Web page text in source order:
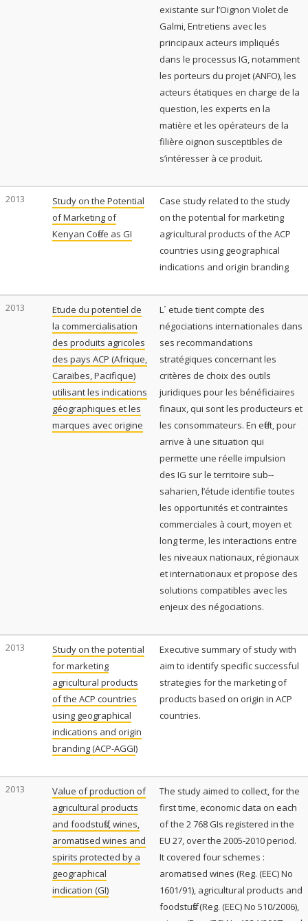
existante sur l’Oignon Violet de
Galmi, Entretiens avec les
principaux acteurs impliqués
dans le processus IG, notamment
les porteurs du projet (ANFO), les
acteurs étatiques en charge de la
question, les experts en la
matière et les opérateurs de la
filière oignon susceptibles de
s’intéresser à ce produit.
2013
Study on the Potential
of Marketing of
Kenyan Coffee as GI
Case study related to the study
on the potential for marketing
agricultural products of the ACP
countries using geographical
indications and origin branding
2013
Etude du potentiel de
la commercialisation
des produits agricoles
des pays ACP (Afrique,
Caraïbes, Pacifique)
utilisant les indications
géographiques et les
marques avec origine
L´ etude tient compte des
négociations internationales dans
ses recommandations
stratégiques concernant les
critères de choix des outils
juridiques pour les bénéficiaires
finaux, qui sont les producteurs et
les consommateurs. En effet, pour
arrive à une situation qui
permette une réelle impulsion
des IG sur le territoire sub-­‐
saharien, l’étude identifie toutes
les opportunités et contraintes
commerciales à court, moyen et
long terme, les interactions entre
les niveaux nationaux, régionaux
et internationaux et propose des
solutions compatibles avec les
enjeux des négociations.
2013
Study on the potential
for marketing
agricultural products
of the ACP countries
using geographical
indications and origin
branding (ACP-AGGI)
Executive summary of study with
aim to identify specific successful
strategies for the marketing of
products based on origin in ACP
countries.
2013
Value of production of
agricultural products
and foodstuffs, wines,
aromatised wines and
spirits protected by a
geographical
indication (GI)
The study aimed to collect, for the
first time, economic data on each
of the 2 768 GIs registered in the
EU 27, over the 2005-2010 period.
It covered four schemes :
aromatised wines (Reg. (EEC) No
1601/91), agricultural products and
foodstuffs (Reg. (EEC) No 510/2006),